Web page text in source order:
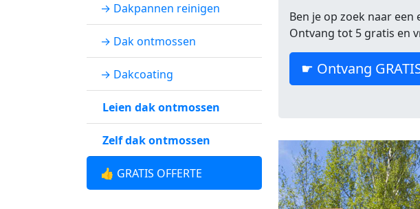
→ Dakpannen reinigen
→ Dak ontmossen
→ Dakcoating
Leien dak ontmossen
Zelf dak ontmossen
👍 GRATIS OFFERTE
Ben je op zoek naar
Ontvang tot 5 gratis en
☛ Ontvang